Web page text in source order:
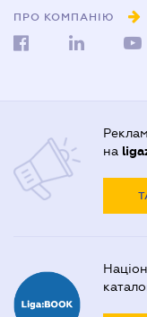
ПРО КОМПАНІЮ
на